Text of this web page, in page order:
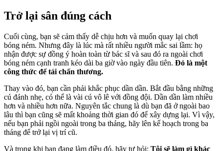
Trở lại sân đúng cách
Cuối cùng, bạn sẽ cảm thấy dễ chịu hơn và muốn quay lại chơi
bóng ném. Nhưng đây là lúc mà rất nhiều người mắc sai lầm: họ
nhận được sự đồng ý hoàn toàn từ bác sĩ và sau đó ra ngoài chơi
bóng ném cạnh tranh kéo dài ba giờ vào ngày đầu tiên. Đó là một
công thức để tái chấn thương.
Thay vào đó, bạn cần phải khắc phục dần dần. Bắt đầu bằng những
cú đánh nhẹ, có thể là vài cú vô lê với đồng đội. Dần dần làm nhiều
hơn và nhiều hơn nữa. Nguyên tắc chung là dù bạn đã ở ngoài bao
lâu thì bạn cũng sẽ mất khoảng thời gian đó để xây dựng lại. Vì vậy,
nếu bạn phải ngồi ngoài trong ba tháng, hãy lên kế hoạch trong ba
tháng để trở lại vị trí cũ.
Và trong khi bạn đang làm điều đó, hãy tự hỏi: Tôi sẽ làm gì khác